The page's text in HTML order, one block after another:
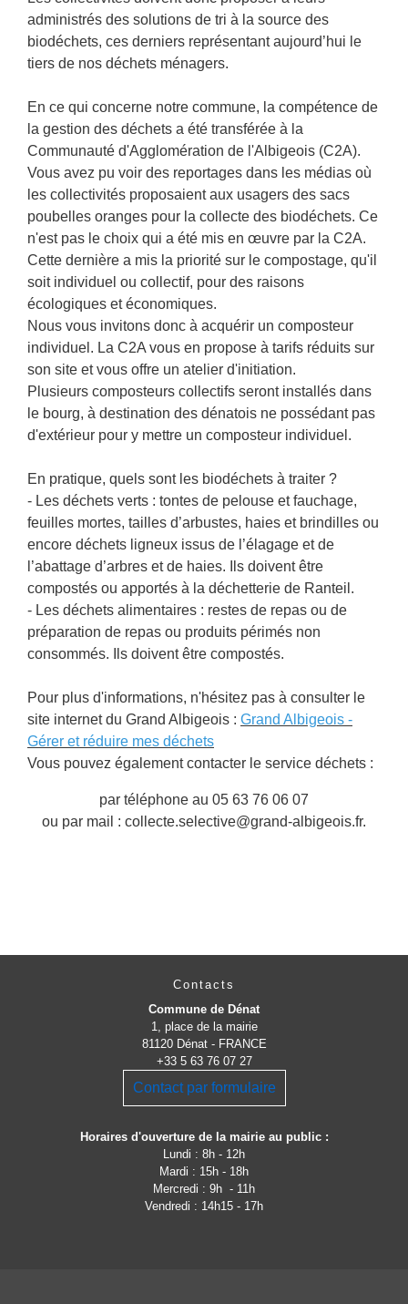
administrés des solutions de tri à la source des
biodéchets, ces derniers représentant aujourd’hui le
tiers de nos déchets ménagers.
En ce qui concerne notre commune, la compétence de
la gestion des déchets a été transférée à la
Communauté d'Agglomération de l'Albigeois (C2A).
Vous avez pu voir des reportages dans les médias où
les collectivités proposaient aux usagers des sacs
poubelles oranges pour la collecte des biodéchets. Ce
n'est pas le choix qui a été mis en œuvre par la C2A.
Cette dernière a mis la priorité sur le compostage, qu'il
soit individuel ou collectif, pour des raisons
écologiques et économiques.
Nous vous invitons donc à acquérir un composteur
individuel. La C2A vous en propose à tarifs réduits sur
son site et vous offre un atelier d'initiation.
Plusieurs composteurs collectifs seront installés dans
le bourg, à destination des dénatois ne possédant pas
d'extérieur pour y mettre un composteur individuel.
En pratique, quels sont les biodéchets à traiter ?
- Les déchets verts : tontes de pelouse et fauchage,
feuilles mortes, tailles d’arbustes, haies et brindilles ou
encore déchets ligneux issus de l’élagage et de
l’abattage d’arbres et de haies. Ils doivent être
compostés ou apportés à la déchetterie de Ranteil.
- Les déchets alimentaires : restes de repas ou de
préparation de repas ou produits périmés non
consommés. Ils doivent être compostés.
Pour plus d'informations, n'hésitez pas à consulter le
site internet du Grand Albigeois : Grand Albigeois -
Gérer et réduire mes déchets
Vous pouvez également contacter le service déchets :
par téléphone au 05 63 76 06 07
ou par mail : collecte.selective@grand-albigeois.fr.
Contacts
Commune de Dénat
1, place de la mairie
81120 Dénat - FRANCE
+33 5 63 76 07 27
Contact par formulaire
Horaires d'ouverture de la mairie au public :
Lundi : 8h - 12h
Mardi : 15h - 18h
Mercredi : 9h - 11h
Vendredi : 14h15 - 17h